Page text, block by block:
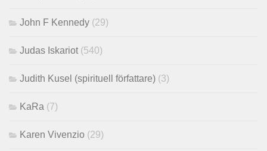
John F Kennedy (29)
Judas Iskariot (540)
Judith Kusel (spirituell författare) (3)
KaRa (7)
Karen Vivenzio (29)